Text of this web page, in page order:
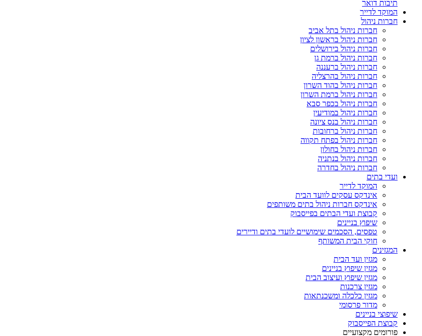
תיבות דואר
המוקד לדייר
חברות ניהול
חברות ניהול בתל אביב
חברות ניהול בראשון לציון
חברות ניהול בירושלים
חברות ניהול ברמת גן
חברות ניהול ברעננה
חברות ניהול בהרצליה
חברות ניהול בהוד השרון
חברות ניהול ברמת השרון
חברות ניהול בכפר סבא
חברות ניהול במודיעין
חברות ניהול בנס ציונה
חברות ניהול ברחובות
חברות ניהול בפתח תקווה
חברות ניהול בחולון
חברות ניהול בנתניה
חברות ניהול בחדרה
ועדי בתים
המוקד לדייר
אינדקס עסקים לוועד הבית
אינדקס חברות ניהול בתים משותפים
קבוצת ועדי הבתים בפייסבוק
שיפוץ בניינים
טפסים, הסכמים שימושיים לועדי בתים ודיירים
חוקי הבית המשותף
המגזינים
מגזין ועד הבית
מגזין שיפוץ בניינים
מגזין שיפוץ ועיצוב הבית
מגזין צרכנות
מגזין כלכלה ומשכנתאות
מדור פרסומי
שיפוצי בניינים
קבוצת הפייסבוק
פורומים מקצועיים